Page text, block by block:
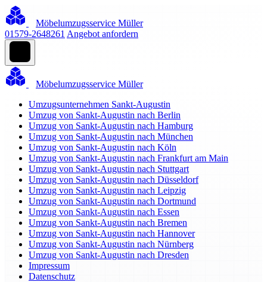
Möbelumzugsservice Müller
01579-2648261 Angebot anfordern
Möbelumzugsservice Müller
Umzugsunternehmen Sankt-Augustin
Umzug von Sankt-Augustin nach Berlin
Umzug von Sankt-Augustin nach Hamburg
Umzug von Sankt-Augustin nach München
Umzug von Sankt-Augustin nach Köln
Umzug von Sankt-Augustin nach Frankfurt am Main
Umzug von Sankt-Augustin nach Stuttgart
Umzug von Sankt-Augustin nach Düsseldorf
Umzug von Sankt-Augustin nach Leipzig
Umzug von Sankt-Augustin nach Dortmund
Umzug von Sankt-Augustin nach Essen
Umzug von Sankt-Augustin nach Bremen
Umzug von Sankt-Augustin nach Hannover
Umzug von Sankt-Augustin nach Nürnberg
Umzug von Sankt-Augustin nach Dresden
Impressum
Datenschutz